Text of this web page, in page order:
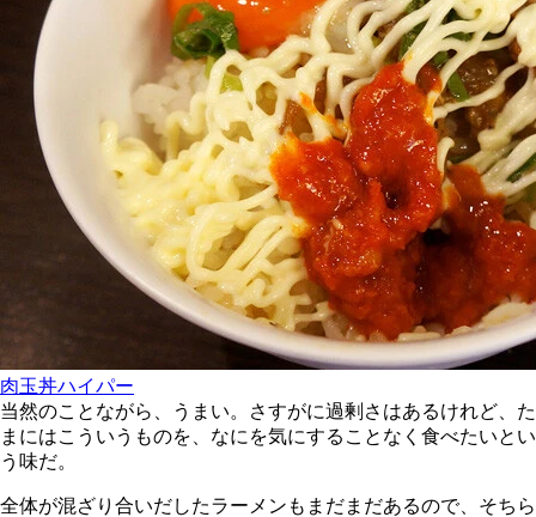
肉玉丼ハイパー
当然のことながら、うまい。さすがに過剰さはあるけれど、た
まにはこういうものを、なにを気にすることなく食べたいとい
う味だ。
全体が混ざり合いだしたラーメンもまだまだあるので、そちら